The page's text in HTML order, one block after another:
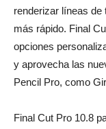
renderizar líneas
más rápido. Final
opciones
y aprovecha las
Pencil Pro, como
Final Cut Pro 10.8